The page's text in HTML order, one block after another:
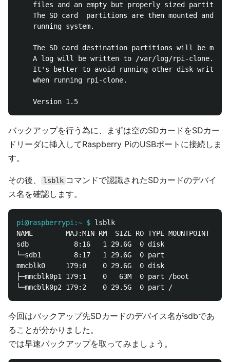
files and an empty but properly sized partition
The SD card  partitions are then mounted and
    running system.
The SD card destination partitions will be
    A log will be written to /var/log/rpi-clone.log.
It's better to avoid running other disk writing
    when running rpi-clone.
バックアップを行う為に、まずは空のSDカードをSDカー
ドリーダに挿入してRaspberry PiのUSBポートに接続しま
す。
その後、 lsblk コマンドで認識されたSDカードのデバイ
ス名を確認します。
pi@raspberrypi:~ $
NAME        MAJ:MIN RM  SIZE RO TYPE MOUNTPOINT
sdb           8:16   1 29.6G  0 disk
└─sdb1        8:17   1 29.6G  0 part
mmcblk0     179:0    0 29.6G  0 disk
├─mmcblk0p1 179:1    0   63M  0 part /boot
今回はバックアップ先SDカードのデバイス名がsdbであ
ることが分かりました。
では早速バックアップを取ってみましょう。